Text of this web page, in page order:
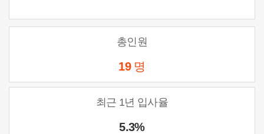
총인원
19 명
최근 1년 입사율
5.3%